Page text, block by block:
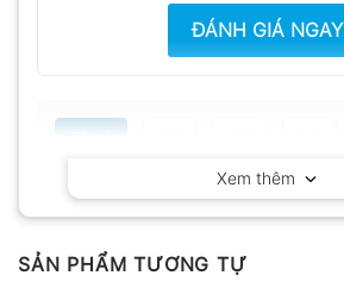
ĐÁNH GIÁ NGAY
Có ảnh
Chưa có đánh giá nào.
Xem thêm
SẢN PHẨM TƯƠNG TỰ